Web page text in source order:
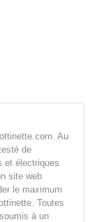
Au
de
et électriques
site web
le maximum
Toutes
à un